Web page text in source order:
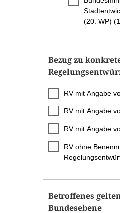
(20. WP)
Bezug zu
RV mit Angabe
RV mit Angabe
RV mit Angabe
RV ohne
Betroffenes
Bundesebene